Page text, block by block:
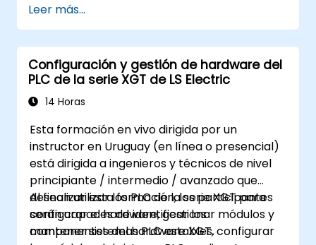
Crear simulaciones para ECUs y redes
CAN mediante scripting en CAPL
Monitorear, analizar y depurar el tráfico
CAN de manera efectiva
Leer más...
Configuración y gestión de hardware del
PLC de la serie XGT de LS Electric
14 Horas
Esta formación en vivo dirigida por un
instructor en Uruguay (en línea o presencial)
está dirigida a ingenieros y técnicos de nivel
principiante / intermedio / avanzado que
desean utilizar los PLC de la serie XGT para
configurar el hardware, gestionar módulos y
mantener sistemas PLC estables.
Al finalizar esta formación, los participantes
serán capaces de identificar los
componentes del hardware XGT, configurar